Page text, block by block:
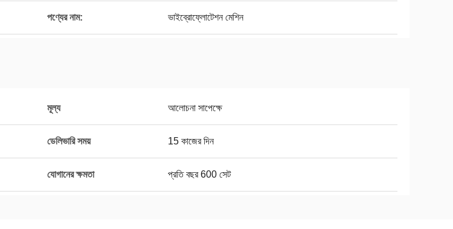
পণ্যের নাম: ভাইব্রোফ্লোটেশন মেশিন
মূল্য আলোচনা সাপেক্ষে
ডেলিভারি সময় 15 কাজের দিন
যোগানের ক্ষমতা প্রতি বছর 600 সেট